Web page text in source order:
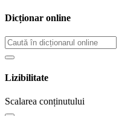
Dicționar online
Lizibilitate
Scalarea conținutului